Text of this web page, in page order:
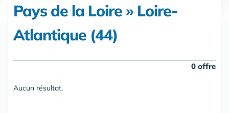
Pays de la Loire » Loire-
Atlantique (44)
0 offre
Aucun résultat.